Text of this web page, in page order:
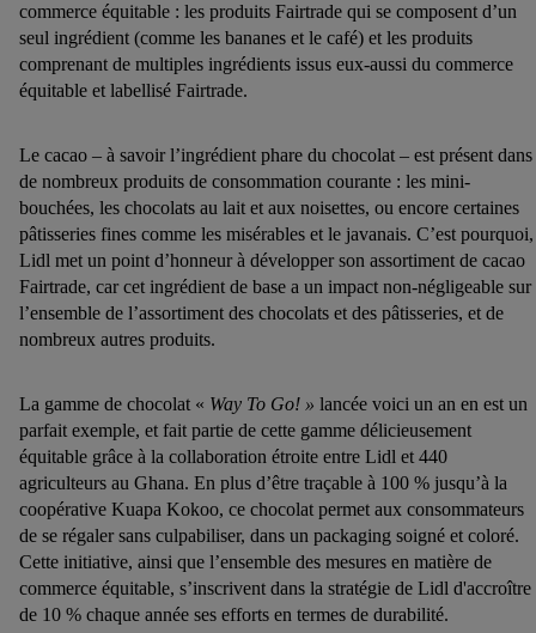
commerce équitable : les produits Fairtrade qui se composent d’un
seul ingrédient (comme les bananes et le café) et les produits
comprenant de multiples ingrédients issus eux-aussi du commerce
équitable et labellisé Fairtrade.
Le cacao – à savoir l’ingrédient phare du chocolat – est présent dans
de nombreux produits de consommation courante : les mini-
bouchées, les chocolats au lait et aux noisettes, ou encore certaines
pâtisseries fines comme les misérables et le javanais. C’est pourquoi,
Lidl met un point d’honneur à développer son assortiment de cacao
Fairtrade, car cet ingrédient de base a un impact non-négligeable sur
l’ensemble de l’assortiment des chocolats et des pâtisseries, et de
nombreux autres produits.
La gamme de chocolat « Way To Go! » lancée voici un an en est un
parfait exemple, et fait partie de cette gamme délicieusement
équitable grâce à la collaboration étroite entre Lidl et 440
agriculteurs au Ghana. En plus d’être traçable à 100 % jusqu’à la
coopérative Kuapa Kokoo, ce chocolat permet aux consommateurs
de se régaler sans culpabiliser, dans un packaging soigné et coloré.
Cette initiative, ainsi que l’ensemble des mesures en matière de
commerce équitable, s’inscrivent dans la stratégie de Lidl d'accroître
de 10 % chaque année ses efforts en termes de durabilité.